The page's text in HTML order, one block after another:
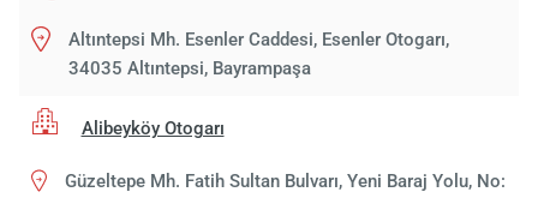
Altıntepsi Mh. Esenler Caddesi, Esenler Otogarı,
34035 Altıntepsi, Bayrampaşa
Alibeyköy Otogarı
Güzeltepe Mh. Fatih Sultan Bulvarı, Yeni Baraj Yolu, No: